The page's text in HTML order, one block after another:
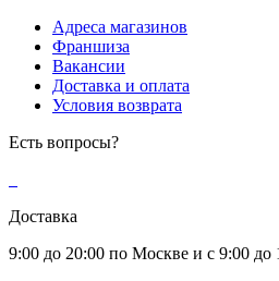
Адреса магазинов
Франшиза
Вакансии
Доставка и оплата
Условия возврата
Есть вопросы?
Доставка
9:00 до 20:00 по Москве и с 9:00 до